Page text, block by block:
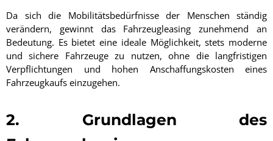
Da sich die Mobilitätsbedürfnisse der Menschen ständig
verändern, gewinnt das Fahrzeugleasing zunehmend an
Bedeutung. Es bietet eine ideale Möglichkeit, stets moderne
und sichere Fahrzeuge zu nutzen, ohne die langfristigen
Verpflichtungen und hohen Anschaffungskosten eines
Fahrzeugkaufs einzugehen.
2. Grundlagen des